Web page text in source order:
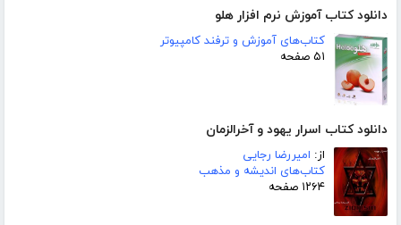
دانلود کتاب آموزش نرم افزار هلو
کتاب‌های آموزش و ترفند کامپیوتر
۵۱ صفحه
دانلود کتاب اسرار یهود و آخرالزمان
از: امیررضا رجایی
کتاب‌های اندیشه و مذهب
۱۲۶۴ صفحه